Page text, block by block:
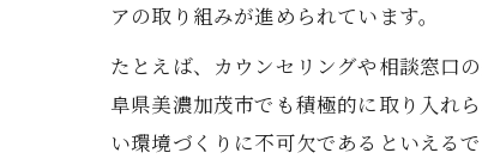
アの取り組みが進められています。
たとえば、カウンセリングや相談窓口
阜県美濃加茂市でも積極的に取り入れ
い環境づくりに不可欠であるといえるで